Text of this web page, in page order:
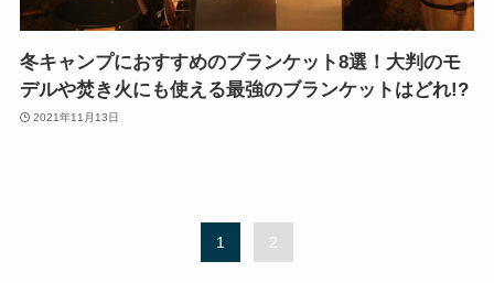
冬キャンプにおすすめのブランケット8選！大判のモ
デルや焚き火にも使える最強のブランケットはどれ!?
2021年11月13日
1 2